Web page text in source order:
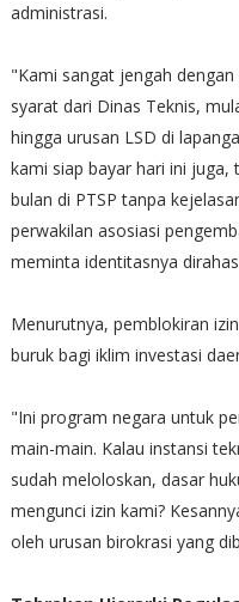
administrasi.
"Kami sangat jengah
syarat dari Dinas Teknis,
hingga urusan LSD di
kami siap bayar hari ini
bulan di PTSP tanpa
perwakilan asosiasi
meminta identitasnya
Menurutnya, pemblokiran
buruk bagi iklim investasi
"Ini program negara untuk
main-main. Kalau instansi
sudah meloloskan, dasar
mengunci izin kami?
oleh urusan birokrasi yang